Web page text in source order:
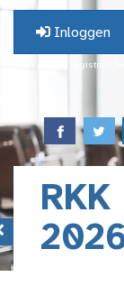
Inloggen
Geen profiel? Registreer